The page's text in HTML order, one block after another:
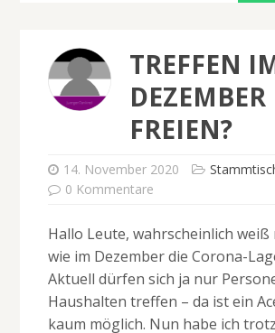
TREFFEN
FREIEN?
14. November 2020
0 Kommentare
Hallo Leute, wahrscheinlich
wie im Dezember die Corona-
Aktuell dürfen sich ja nur
Haushalten treffen – da ist ein
kaum möglich. Nun habe ich